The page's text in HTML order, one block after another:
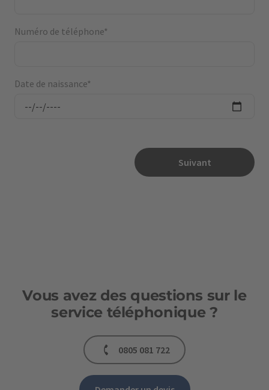
Numéro de téléphone*
Date de naissance*
Suivant
Vous avez des questions sur le
service téléphonique ?
0805 081 722